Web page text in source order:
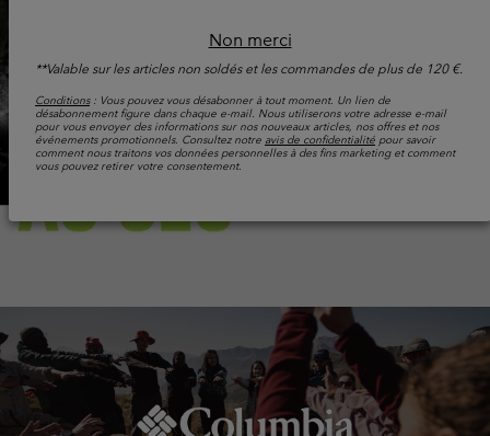
Non merci
**Valable sur les articles non soldés et les commandes de plus de 120 €.
Conditions: Vous pouvez vous désabonner à tout moment. Un lien de
désabonnement figure dans chaque e-mail. Nous utiliserons votre adresse e-mail
pour vous envoyer des informations sur nos nouveaux articles, nos offres et nos
événements promotionnels. Consultez notre avis de confidentialité pour savoir
comment nous traitons vos données personnelles à des fins marketing et comment
vous pouvez retirer votre consentement.